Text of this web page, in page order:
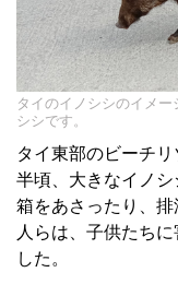
タイのイノシシのイメ
シシです。
タイ東部のビーチ
半頃、大きなイノ
箱をあさったり、
人らは、子供たち
した。